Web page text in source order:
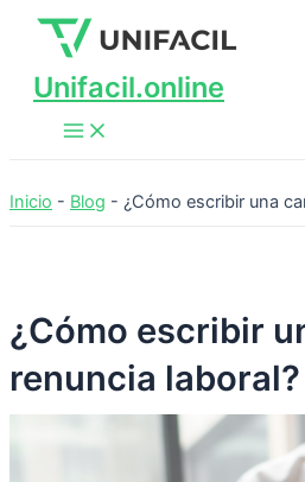
Unifacil.online
Menu
Inicio - Blog - ¿Cómo escribir una
¿Cómo escribir
renuncia laboral?